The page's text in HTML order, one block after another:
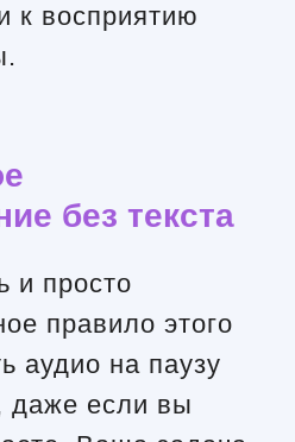
к восприятию
без текста
и просто
правило этого
аудио на паузу
даже если вы